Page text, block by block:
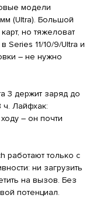
модели
(Ultra). Большой
но тяжеловат
Series 11/10/9/Ultra и
– не нужно
3 держит заряд до
ч. Лайфхак:
– он почти
работают только с
ни загрузить
на вызов. Без
потенциал.